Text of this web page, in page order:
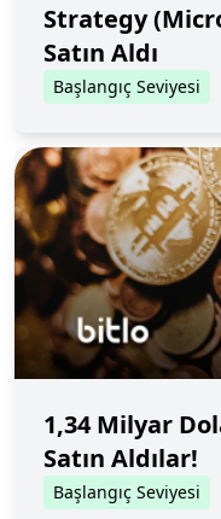
Strategy
Satın Aldı
Başlangıç Seviyesi
1,34 Milyar
Satın Aldılar!
Başlangıç Seviyesi